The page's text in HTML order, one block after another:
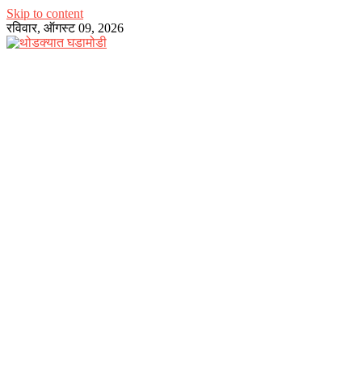
Skip to content
रविवार, ऑगस्ट 09, 2026